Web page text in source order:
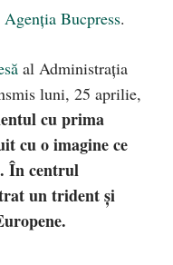
Agenția Bucpress.
al Administrația
luni, 25 aprilie,
cu prima
cu o imagine ce
În centrul
un trident și